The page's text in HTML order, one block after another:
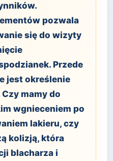
pozwala
się do wizyty
Przede
jest określenie
mamy do
wgnieceniem po
lakieru, czy
kolizją, która
blacharza i